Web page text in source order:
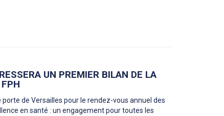
UN PREMIER BILAN DE LA
porte de Versailles pour le rendez-vous annuel des
en santé : un engagement pour toutes les